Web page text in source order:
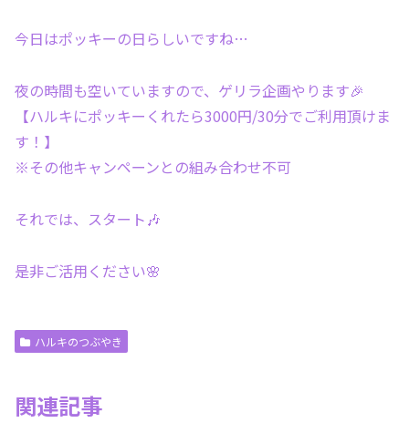
今日はポッキーの日らしいですね…
夜の時間も空いていますので、ゲリラ企画やります🎉
【ハルキにポッキーくれたら3000円/30分でご利用頂けま
す！】
※その他キャンペーンとの組み合わせ不可
それでは、スタート🎶
是非ご活用ください🌸
ハルキのつぶやき
関連記事